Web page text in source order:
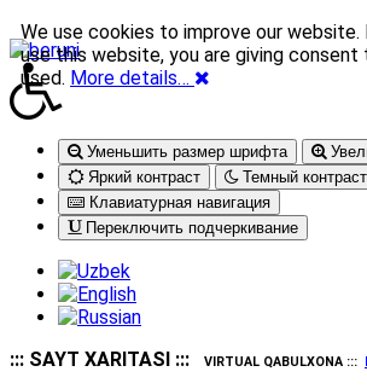
Уменьшить размер шрифта
Яркий контраст
Темный контраст
Клавиатурная навигация
Переключить подчеркивание
::: SAYT XARITASI ::: VIRTUAL QABULXONA :::
We use cookies to improve our
use this website, you are giving
used. More details…